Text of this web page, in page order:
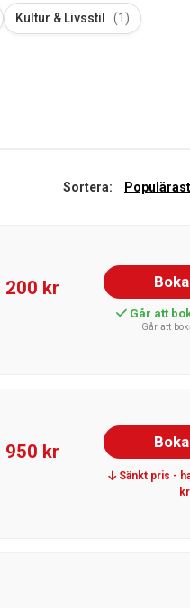
Kultur & Livsstil (1)
Sortera: Populärast
200 kr
Går att
Går att
950 kr
Sänkt pris -
kr